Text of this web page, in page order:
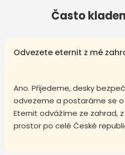
Často
Odvezete eternit z mé
Ano. Přijedeme, desky
odvezeme a postaráme se o
Eternit odvážíme ze zahrad,
prostor po celé České